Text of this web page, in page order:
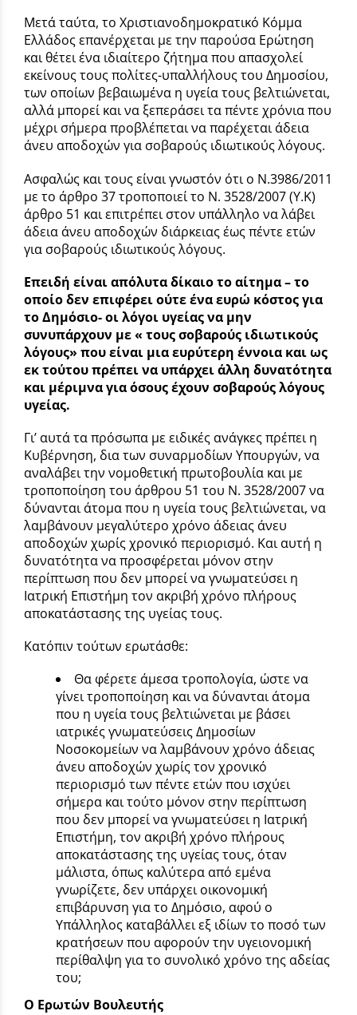
Μετά ταύτα, το Χριστιανοδημοκρατικό Κόμμα
Ελλάδος επανέρχεται με την παρούσα Ερώτηση
και θέτει ένα ιδιαίτερο ζήτημα που απασχολεί
εκείνους τους πολίτες-υπαλλήλους του Δημοσίου,
των οποίων βεβαιωμένα η υγεία τους βελτιώνεται,
αλλά μπορεί και να ξεπεράσει τα πέντε χρόνια που
μέχρι σήμερα προβλέπεται να παρέχεται άδεια
άνευ αποδοχών για σοβαρούς ιδιωτικούς λόγους.
Ασφαλώς και τους είναι γνωστόν ότι ο Ν.3986/2011
με το άρθρο 37 τροποποιεί το Ν. 3528/2007 (Υ.Κ)
άρθρο 51 και επιτρέπει στον υπάλληλο να λάβει
άδεια άνευ αποδοχών διάρκειας έως πέντε ετών
για σοβαρούς ιδιωτικούς λόγους.
Επειδή είναι απόλυτα δίκαιο το αίτημα – το
οποίο δεν επιφέρει ούτε ένα ευρώ κόστος για
το Δημόσιο- οι λόγοι υγείας να μην
συνυπάρχουν με « τους σοβαρούς ιδιωτικούς
λόγους» που είναι μια ευρύτερη έννοια και ως
εκ τούτου πρέπει να υπάρχει άλλη δυνατότητα
και μέριμνα για όσους έχουν σοβαρούς λόγους
υγείας.
Γι’ αυτά τα πρόσωπα με ειδικές ανάγκες πρέπει η
Κυβέρνηση, δια των συναρμοδίων Υπουργών, να
αναλάβει την νομοθετική πρωτοβουλία και με
τροποποίηση του άρθρου 51 του Ν. 3528/2007 να
δύνανται άτομα που η υγεία τους βελτιώνεται, να
λαμβάνουν μεγαλύτερο χρόνο άδειας άνευ
αποδοχών χωρίς χρονικό περιορισμό. Και αυτή η
δυνατότητα να προσφέρεται μόνον στην
περίπτωση που δεν μπορεί να γνωματεύσει η
Ιατρική Επιστήμη τον ακριβή χρόνο πλήρους
αποκατάστασης της υγείας τους.
Κατόπιν τούτων ερωτάσθε:
Θα φέρετε άμεσα τροπολογία, ώστε να
γίνει τροποποίηση και να δύνανται άτομα
που η υγεία τους βελτιώνεται με βάσει
ιατρικές γνωματεύσεις Δημοσίων
Νοσοκομείων να λαμβάνουν χρόνο άδειας
άνευ αποδοχών χωρίς τον χρονικό
περιορισμό των πέντε ετών που ισχύει
σήμερα και τούτο μόνον στην περίπτωση
που δεν μπορεί να γνωματεύσει η Ιατρική
Επιστήμη, τον ακριβή χρόνο πλήρους
αποκατάστασης της υγείας τους, όταν
μάλιστα, όπως καλύτερα από εμένα
γνωρίζετε, δεν υπάρχει οικονομική
επιβάρυνση για το Δημόσιο, αφού ο
Υπάλληλος καταβάλλει εξ ιδίων το ποσό των
κρατήσεων που αφορούν την υγειονομική
περίθαλψη για το συνολικό χρόνο της αδείας
του;
Ο Ερωτών Βουλευτής